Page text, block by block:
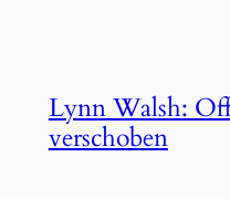
Lynn Walsh:
verschoben